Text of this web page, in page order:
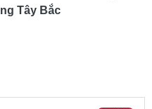
Tây Bắc